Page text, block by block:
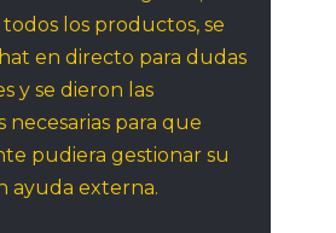
los productos, se
en directo para dudas
y se dieron las
necesarias para que
pudiera gestionar su
ayuda externa.